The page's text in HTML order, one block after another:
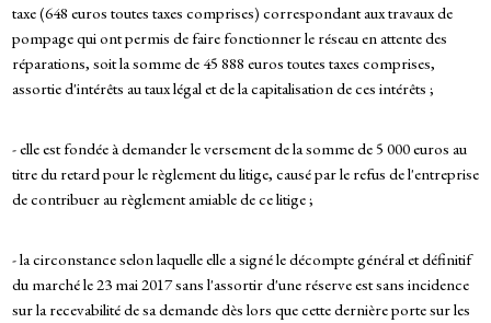
taxe (648 euros toutes taxes comprises) correspondant aux travaux de
pompage qui ont permis de faire fonctionner le réseau en attente des
réparations, soit la somme de 45 888 euros toutes taxes comprises,
assortie d'intérêts au taux légal et de la capitalisation de ces intérêts ;
- elle est fondée à demander le versement de la somme de 5 000 euros au
titre du retard pour le règlement du litige, causé par le refus de l'entreprise
de contribuer au règlement amiable de ce litige ;
- la circonstance selon laquelle elle a signé le décompte général et définitif
du marché le 23 mai 2017 sans l'assortir d'une réserve est sans incidence
sur la recevabilité de sa demande dès lors que cette dernière porte sur les